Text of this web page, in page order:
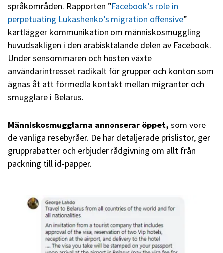
språkområden. Rapporten ”Facebook’s role in
perpetuating Lukashenko’s migration offensive”
kartlägger kommunikation om människosmuggling
huvudsakligen i den arabisktalande delen av Facebook.
Under sensommaren och hösten växte
användarintresset radikalt för grupper och konton som
ägnas åt att förmedla kontakt mellan migranter och
smugglare i Belarus.
Människosmugglarna annonserar öppet, som vore
de vanliga resebyråer. De har detaljerade prislistor, ger
grupprabatter och erbjuder rådgivning om allt från
packning till id-papper.